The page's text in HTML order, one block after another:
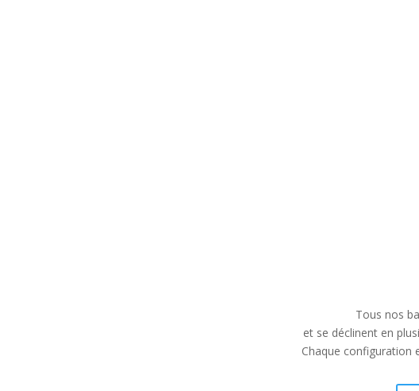
Tous nos
et se déclinent en
Chaque configuration